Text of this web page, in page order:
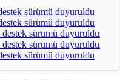
sürümü duyuruldu
sürümü duyuruldu
sürümü duyuruldu
sürümü duyuruldu
sürümü duyuruldu